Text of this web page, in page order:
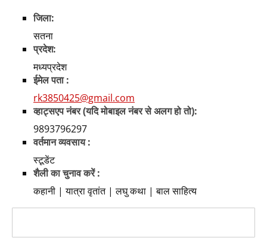
जिला:
सतना
प्रदेश:
मध्यप्रदेश
ईमेल पता :
rk3850425@gmail.com
व्हाट्सएप नंबर (यदि मोबाइल नंबर से अलग हो तो):
9893796297
वर्तमान व्यवसाय :
स्टूडेंट
शैली का चुनाव करें :
कहानी | यात्रा वृतांत | लघु कथा | बाल साहित्य